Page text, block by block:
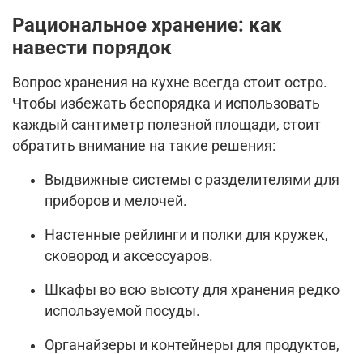
Рациональное хранение: как
навести порядок
Вопрос хранения на кухне всегда стоит остро.
Чтобы избежать беспорядка и использовать
каждый сантиметр полезной площади, стоит
обратить внимание на такие решения:
Выдвижные системы с разделителями для
приборов и мелочей.
Настенные рейлинги и полки для кружек,
сковород и аксессуаров.
Шкафы во всю высоту для хранения редко
используемой посуды.
Органайзеры и контейнеры для продуктов,